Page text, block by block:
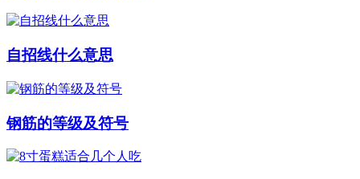
自招线什么意思
钢筋的等级及符号